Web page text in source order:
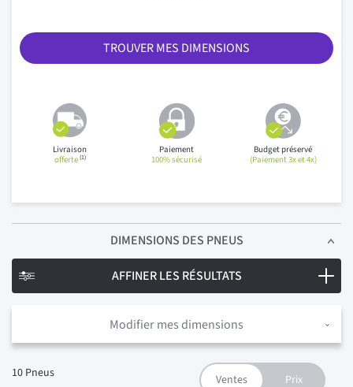
TROUVER MES DIMENSIONS
Livraison
offerte(1)
Paiement
100% sécurisé
Budget préservé
(Paiement 3x et 4x)
DIMENSIONS DES PNEUS
Modifier mes dimensions
10 Pneus
AFFINER LES RÉSULTATS